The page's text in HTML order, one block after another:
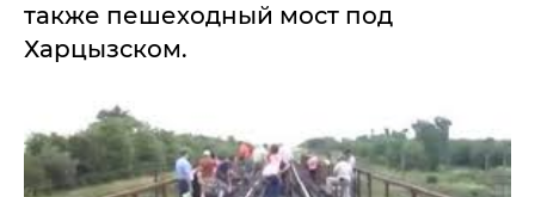
также пешеходный мост под
Харцызском.